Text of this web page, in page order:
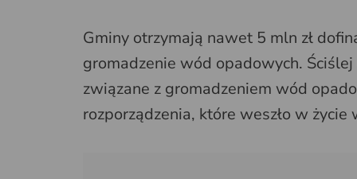
Gminy otrzymają nawet 5 mln zł
gromadzenie wód opadowych.
związane z gromadzeniem wód
rozporządzenia, które weszło w